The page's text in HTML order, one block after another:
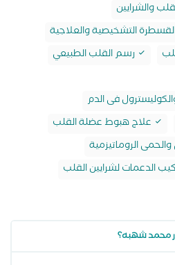
والشرايين
التشخيصية والعلاجية
رسم القلب الطبيعي
فى الدم
علاج هبوط عضلة القلب
الروماتيزمية
الدعمات لشرايين القلب
محمد شهبه؟